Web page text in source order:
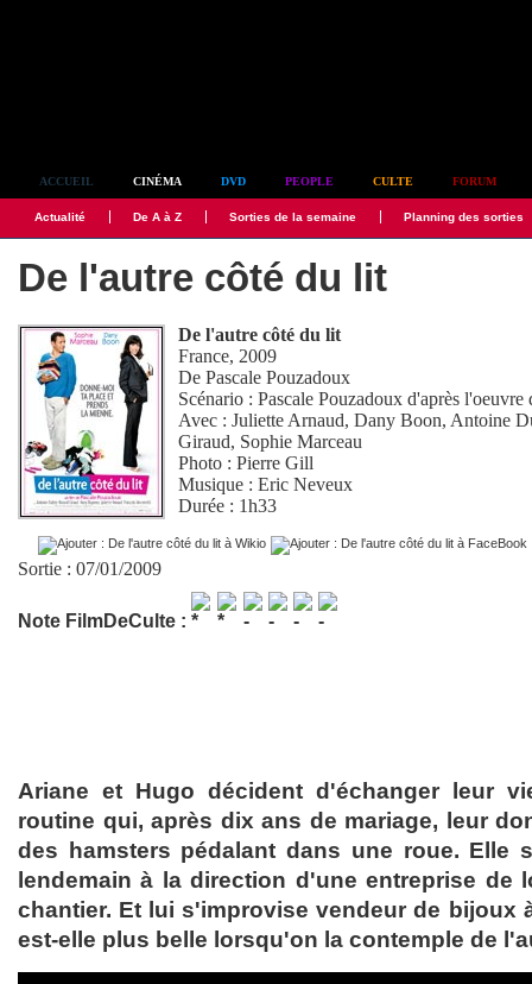
ACCUEIL CINÉMA DVD PEOPLE CULTE FORUM
Actualité De A à Z Sorties de la semaine Planning des sorties
De l'autre côté du lit
De l'autre côté du lit
France, 2009
DePascale Pouzadoux
Scénario :Pascale Pouzadoux d'après
Avec :Juliette Arnaud,Dany Boon, Antoine
Giraud, Sophie Marceau
Photo :Pierre Gill
Musique :Eric Neveux
Durée : 1h33
Sortie : 07/01/2009
Note FilmDeCulte :
Ariane et Hugo décident d'échanger leur
routine qui, après dix ans de mariage, leur
des hamsters pédalant dans une roue. Elle
lendemain à la direction d'une entreprise de
chantier. Et lui s'improvise vendeur de bijoux
est-elle plus belle lorsqu'on la contemple de